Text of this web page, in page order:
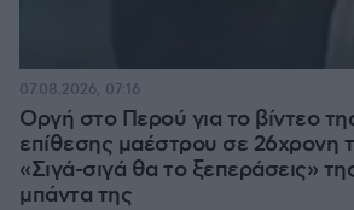
Οργή στο Περού για το βίντεο
επίθεσης μαέστρου σε 26χρονη
«Σιγά-σιγά θα το ξεπεράσεις»
μπάντα της
07.08.2026, 07:16